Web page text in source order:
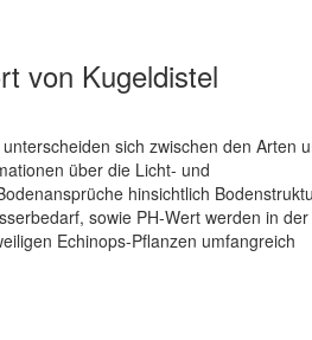
von Kugeldistel
sich zwischen den Arten
über die Licht- und
hinsichtlich
sowie PH-Wert werden in der
Echinops-Pflanzen umfangreich